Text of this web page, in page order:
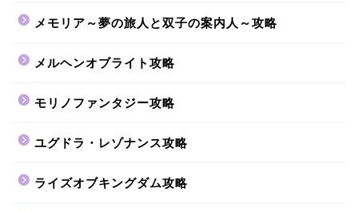
メモリア～夢の旅人と双子の案内人～攻略
メルヘンオブライト攻略
モリノファンタジー攻略
ユグドラ・レゾナンス攻略
ライズオブキングダム攻略